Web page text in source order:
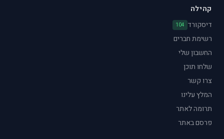
קהילה
דיסקורד 104
רשימת חברים
החשבון שלי
שלחו תוכן
צרו קשר
המלץ עלינו
תרומה לאתר
פרסם באתר